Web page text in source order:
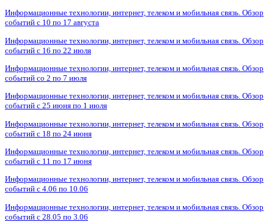
Информационные технологии, интернет, телеком и мобильная связь. Обзор
событий с 10 по 17 августа
Информационные технологии, интернет, телеком и мобильная связь. Обзор
событий с 16 по 22 июля
Информационные технологии, интернет, телеком и мобильная связь. Обзор
событий со 2 по 7 июля
Информационные технологии, интернет, телеком и мобильная связь. Обзор
событий с 25 июня по 1 июля
Информационные технологии, интернет, телеком и мобильная связь. Обзор
событий с 18 по 24 июня
Информационные технологии, интернет, телеком и мобильная связь. Обзор
событий с 11 по 17 июня
Информационные технологии, интернет, телеком и мобильная связь. Обзор
событий с 4.06 по 10.06
Информационные технологии, интернет, телеком и мобильная связь. Обзор
событий с 28.05 по 3.06